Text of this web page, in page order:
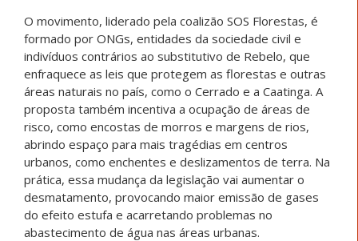
O movimento, liderado pela coalizão SOS Florestas, é
formado por ONGs, entidades da sociedade civil e
indivíduos contrários ao substitutivo de Rebelo, que
enfraquece as leis que protegem as florestas e outras
áreas naturais no país, como o Cerrado e a Caatinga. A
proposta também incentiva a ocupação de áreas de
risco, como encostas de morros e margens de rios,
abrindo espaço para mais tragédias em centros
urbanos, como enchentes e deslizamentos de terra. Na
prática, essa mudança da legislação vai aumentar o
desmatamento, provocando maior emissão de gases
do efeito estufa e acarretando problemas no
abastecimento de água nas áreas urbanas.